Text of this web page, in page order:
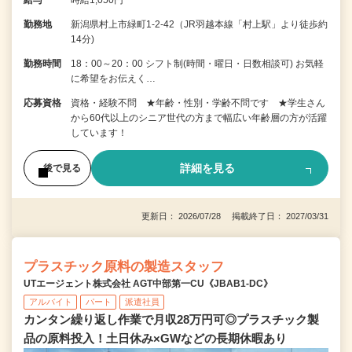
勤務地
新潟県村上市緑町1-2-42（JR羽越本線「村上駅」より徒歩約
14分)
勤務時間
18：00～20：00 シフト制(時間・曜日・日数相談可) お気軽
に希望をお伝えく…
応募資格
資格・経験不問 ★年齢・性別・学齢不問です ★学生さん
から60代以上のシニア世代の方まで幅広い年齢層の方が活躍
しています！
後で見る 詳細を見る
更新日： 2026/07/28 掲載終了日： 2027/03/31
プラスチック原料の製造スタッフ
UTエージェント株式会社 AGT中部第一CU《JBAB1-DC》
アルバイト パート 派遣社員
カンタン繰り返し作業で月収28万円可◎プラスチック製
品の原料投入！土日休み×GWなどの長期休暇あり